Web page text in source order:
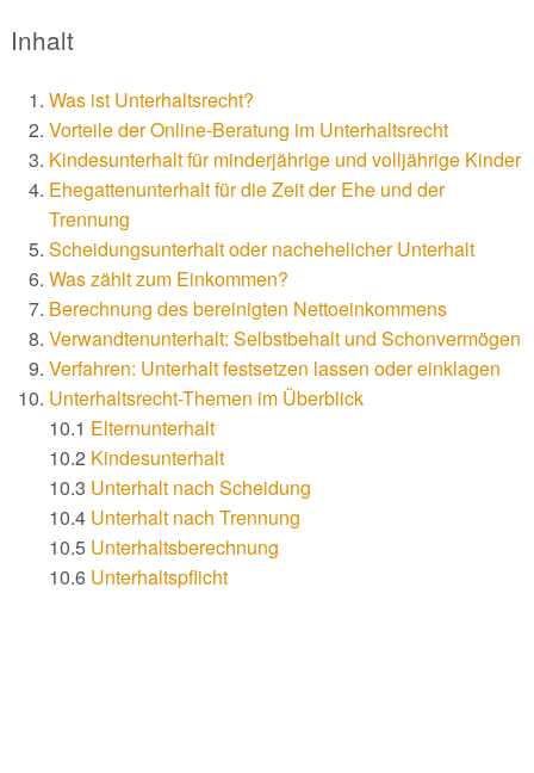
Inhalt
Was ist Unterhaltsrecht?
Vorteile der Online-Beratung im Unterhaltsrecht
Kindesunterhalt für minderjährige und volljährige Kinder
Ehegattenunterhalt für die Zeit der Ehe und der
Trennung
Scheidungsunterhalt oder nachehelicher Unterhalt
Was zählt zum Einkommen?
Berechnung des bereinigten Nettoeinkommens
Verwandtenunterhalt: Selbstbehalt und Schonvermögen
Verfahren: Unterhalt festsetzen lassen oder einklagen
Unterhaltsrecht-Themen im Überblick
10.1 Elternunterhalt
10.2 Kindesunterhalt
10.3 Unterhalt nach Scheidung
10.4 Unterhalt nach Trennung
10.5 Unterhaltsberechnung
10.6 Unterhaltspflicht